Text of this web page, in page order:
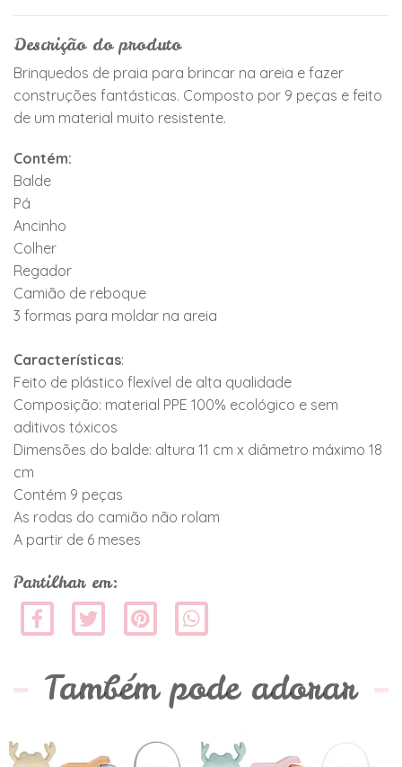
Descrição do produto
Brinquedos de praia para brincar na areia e fazer
construções fantásticas. Composto por 9 peças e feito
de um material muito resistente.
Contém:
Balde
Pá
Ancinho
Colher
Regador
Camião de reboque
3 formas para moldar na areia
Características:
Feito de plástico flexível de alta qualidade
Composição: material PPE 100% ecológico e sem
aditivos tóxicos
Dimensões do balde: altura 11 cm x diâmetro máximo 18
cm
Contém 9 peças
As rodas do camião não rolam
A partir de 6 meses
Partilhar em:
Também pode adorar